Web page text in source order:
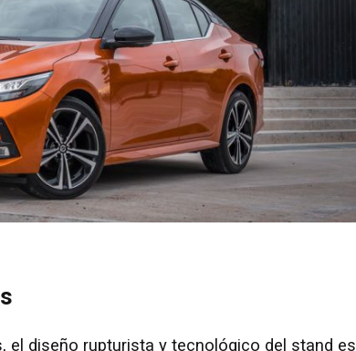
el diseño rupturista y tecnológico del stand es